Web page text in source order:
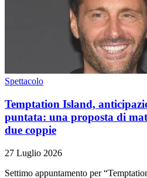
Spettacolo
Temptation Island,
puntata: una proposta di
due coppie
27 Luglio 2026
Settimo appuntamento per